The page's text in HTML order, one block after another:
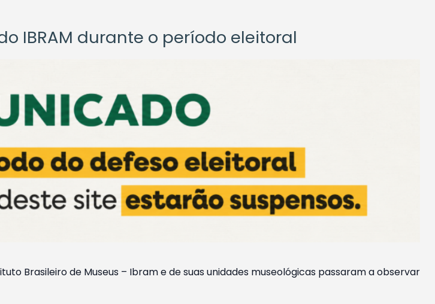
IBRAM durante o período eleitoral
Brasileiro de Museus – Ibram e de suas unidades museológicas passaram a observar